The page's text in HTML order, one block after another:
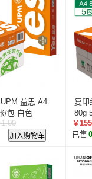
益思 A4
/包 白色
加入购物车
复印
80g
￥
已售 0